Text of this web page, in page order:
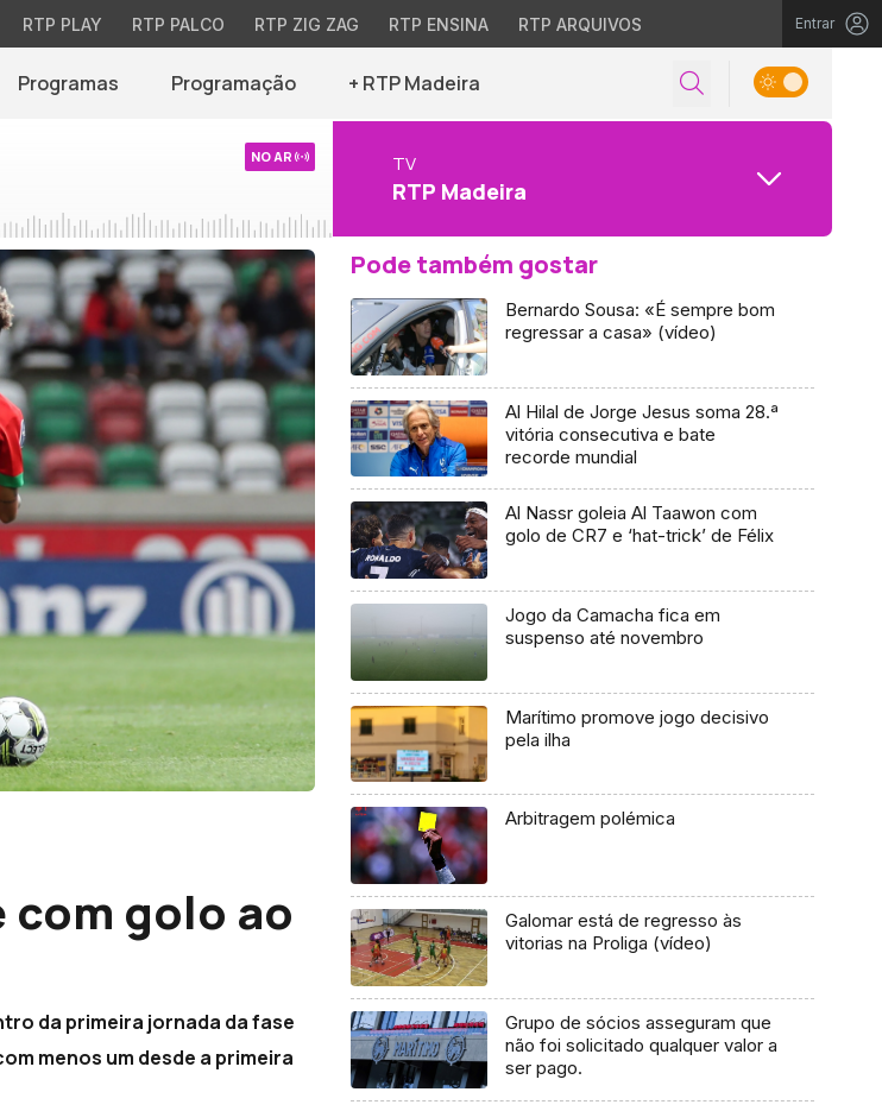
RTP PLAY RTP PALCO RTP ZIG ZAG RTP ENSINA RTP ARQUIVOS Entrar
Programas Programação + RTP Madeira
NO AR TV
RTP Madeira
com golo ao
da primeira jornada da fase
menos um desde a primeira
Pode também gostar
Bernardo Sousa: «É sempre bom
regressar a casa» (vídeo)
Al Hilal de Jorge Jesus soma 28.ª
vitória consecutiva e bate
recorde mundial
Al Nassr goleia Al Taawon com
golo de CR7 e ‘hat-trick’ de Félix
Jogo da Camacha fica em
suspenso até novembro
Marítimo promove jogo decisivo
pela ilha
Arbitragem polémica
Galomar está de regresso às
vitorias na Proliga (vídeo)
Grupo de sócios asseguram que
não foi solicitado qualquer valor a
ser pago.